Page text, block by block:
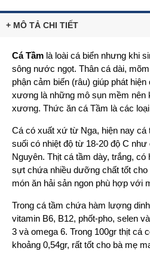
+ MÔ TẢ CHI TIẾT
Cá Tầm là loài cá biển nhưng khi
sông nước ngọt. Thân cá dài,
phận cảm biến (râu) giúp phát
xương là những mô sụn mềm nên
xương. Thức ăn cá Tầm là các
Cá có xuất xứ từ Nga, hiện nay
suối có nhiệt độ từ 18-20 độ C
Nguyên. Thịt cá tầm dày, trắng,
sựt chứa nhiều dưỡng chất tốt cho
món ăn hải sản ngon phù hợp với
Trong cá tầm chứa hàm lượng
vitamin B6, B12, phốt-pho, selen
3 và omega 6. Trong 100gr thịt cá
khoảng 0,54gr, rất tốt cho bà mẹ